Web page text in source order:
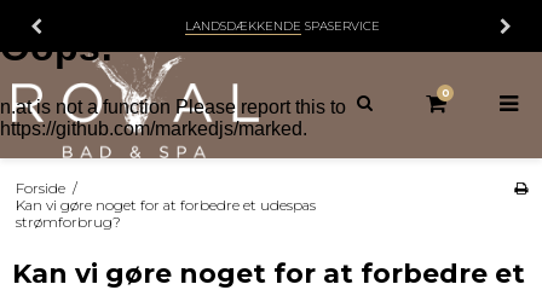
LANDSDÆKKENDE SPASERVICE
0
Forside /
Kan vi gøre noget for at forbedre et udespas
strømforbrug?
Kan vi gøre noget for at forbedre et